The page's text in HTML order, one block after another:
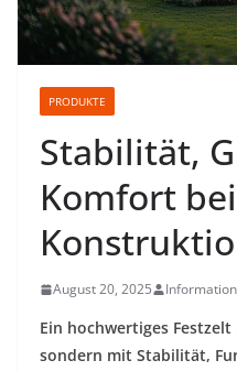
PRODUKTE
Stabilität,
Komfort
August 20, 2025
Ein hochwertiges
sondern mit Stabilität,